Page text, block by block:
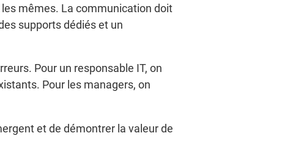
les mêmes. La communication doit
supports dédiés et un
Pour un responsable IT, on
Pour les managers, on
et de démontrer la valeur de